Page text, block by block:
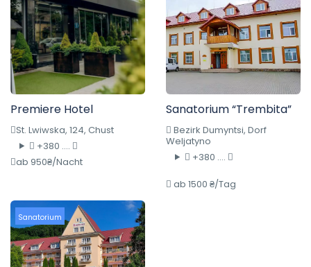
Premiere Hotel
St. Lwiwska, 124, Chust
+380 ....
ab 950₴/Nacht
Sanatorium “Trembita”
Bezirk Dumyntsi, Dorf
Weljatyno
+380 ....
ab 1500 ₴/Tag
Sanatorium